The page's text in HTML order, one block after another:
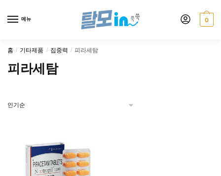
메뉴 0
홈 / 기타제품 / 집중력 / 피라세탐
피라세탐